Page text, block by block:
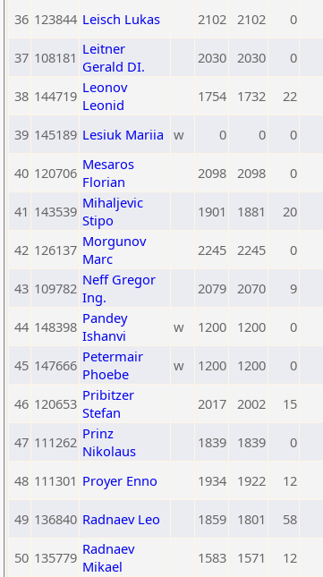
36 123844 Leisch Lukas 2102 2102 0
37 108181 Leitner
Gerald DI.
2030 2030 0
38 144719 Leonov
Leonid
1754 1732 22
39 145189 Lesiuk Mariia w 0 0 0
40 120706 Mesaros
Florian
2098 2098 0
41 143539 Mihaljevic
Stipo
1901 1881 20
42 126137 Morgunov
Marc
2245 2245 0
43 109782 Neff Gregor
Ing.
2079 2070 9
44 148398 Pandey
Ishanvi
w 1200 1200 0
45 147666 Petermair
Phoebe
w 1200 1200 0
46 120653 Pribitzer
Stefan
2017 2002 15
47 111262 Prinz
Nikolaus
1839 1839 0
48 111301 Proyer Enno 1934 1922 12
49 136840 Radnaev Leo 1859 1801 58
50 135779 Radnaev
Mikael
1583 1571 12